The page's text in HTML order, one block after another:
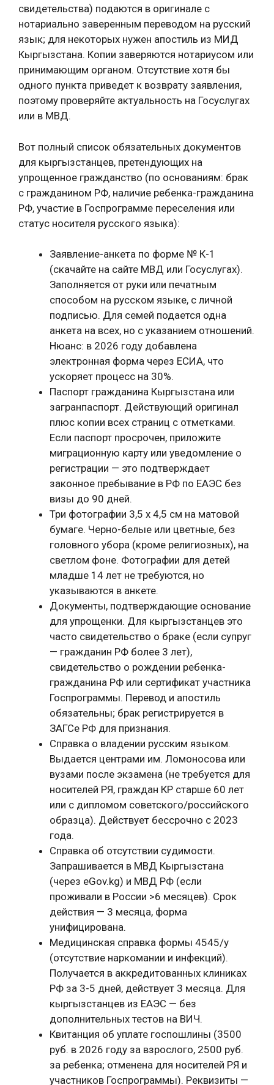
свидетельства) подаются в оригинале с
нотариально заверенным переводом на русский
язык; для некоторых нужен апостиль из МИД
Кыргызстана. Копии заверяются нотариусом или
принимающим органом. Отсутствие хотя бы
одного пункта приведет к возврату заявления,
поэтому проверяйте актуальность на Госуслугах
или в МВД.
Вот полный список обязательных документов
для кыргызстанцев, претендующих на
упрощенное гражданство (по основаниям: брак
с гражданином РФ, наличие ребенка-гражданина
РФ, участие в Госпрограмме переселения или
статус носителя русского языка):
Заявление-анкета по форме № К-1
(скачайте на сайте МВД или Госуслугах).
Заполняется от руки или печатным
способом на русском языке, с личной
подписью. Для семей подается одна
анкета на всех, но с указанием отношений.
Нюанс: в 2026 году добавлена
электронная форма через ЕСИА, что
ускоряет процесс на 30%.
Паспорт гражданина Кыргызстана или
загранпаспорт. Действующий оригинал
плюс копии всех страниц с отметками.
Если паспорт просрочен, приложите
миграционную карту или уведомление о
регистрации — это подтверждает
законное пребывание в РФ по ЕАЭС без
визы до 90 дней.
Три фотографии 3,5 x 4,5 см на матовой
бумаге. Черно-белые или цветные, без
головного убора (кроме религиозных), на
светлом фоне. Фотографии для детей
младше 14 лет не требуются, но
указываются в анкете.
Документы, подтверждающие основание
для упрощенки. Для кыргызстанцев это
часто свидетельство о браке (если супруг
— гражданин РФ более 3 лет),
свидетельство о рождении ребенка-
гражданина РФ или сертификат участника
Госпрограммы. Перевод и апостиль
обязательны; брак регистрируется в
ЗАГСе РФ для признания.
Справка о владении русским языком.
Выдается центрами им. Ломоносова или
вузами после экзамена (не требуется для
носителей РЯ, граждан КР старше 60 лет
или с дипломом советского/российского
образца). Действует бессрочно с 2023
года.
Справка об отсутствии судимости.
Запрашивается в МВД Кыргызстана
(через eGov.kg) и МВД РФ (если
проживали в России >6 месяцев). Срок
действия — 3 месяца, форма
унифицирована.
Медицинская справка формы 4545/у
(отсутствие наркомании и инфекций).
Получается в аккредитованных клиниках
РФ за 3-5 дней, действует 3 месяца. Для
кыргызстанцев из ЕАЭС — без
дополнительных тестов на ВИЧ.
Квитанция об уплате госпошлины (3500
руб. в 2026 году за взрослого, 2500 руб.
за ребенка; отменена для носителей РЯ и
участников Госпрограммы). Реквизиты —